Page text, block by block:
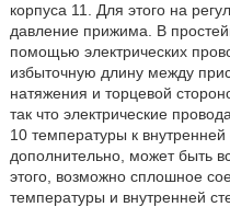
корпуса 11. Для этого на
давление прижима. В
помощью электрических
избыточную длину между
натяжения и торцевой
так что электрические
10 температуры к
дополнительно, может быть
этого, возможно сплошное
температуры и внутренней